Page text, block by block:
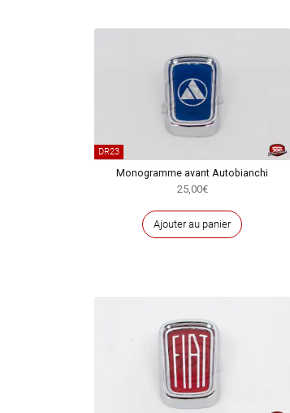
DR23
Monogramme avant Autobianchi
25,00€
Ajouter au panier